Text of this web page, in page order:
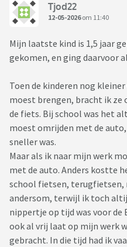
Tjod22
12-05-2026om 11:40
Mijn laatste kind is 1,5 jaar
gekomen, en ging daarvoor
Toen de kinderen nog
moest brengen, bracht ik ze
de fiets. Bij school was het
moest omrijden met de
sneller was.
Maar als ik naar mijn werk
met de auto. Anders kostte
school fietsen, terugfietsen,
andersom, terwijl ik toch
nippertje op tijd was voor de
ook al vrij laat op mijn werk
gebracht. In die tijd had ik